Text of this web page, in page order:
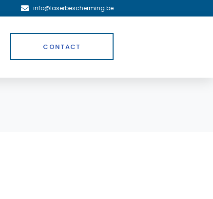
info@laserbescherming.be
CONTACT